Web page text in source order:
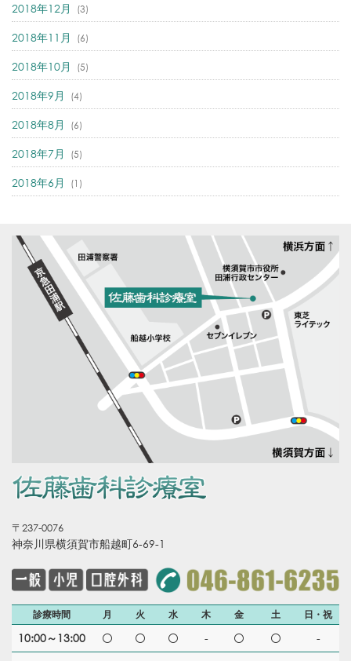
2018年12月 (3)
2018年11月 (6)
2018年10月 (5)
2018年9月 (4)
2018年8月 (6)
2018年7月 (5)
2018年6月 (1)
〒237-0076
神奈川県横須賀市船越町6-69-1
診療時間 月 火 水 木 金 土 日・祝
10:00～13:00 -
-